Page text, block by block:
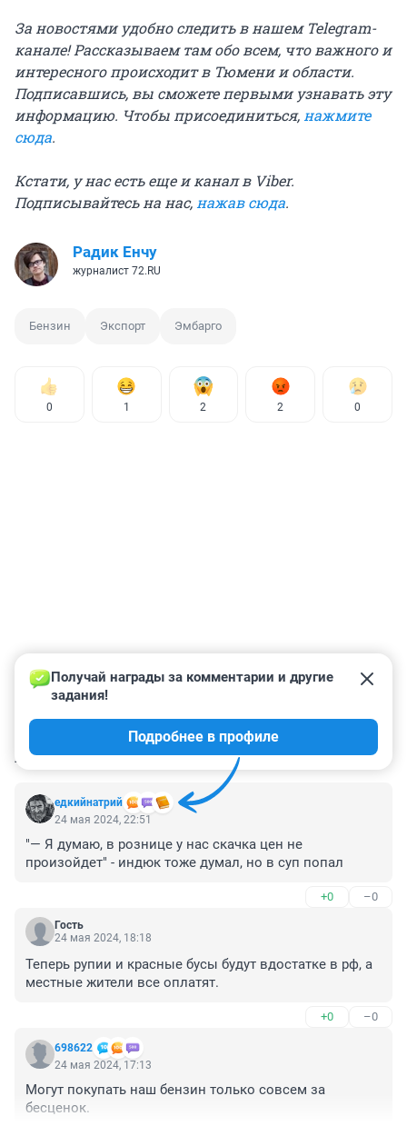
За новостями удобно следить в нашем Telegram-
канале! Рассказываем там обо всем, что важного и
интересного происходит в Тюмени и области.
Подписавшись, вы сможете первыми узнавать эту
информацию. Чтобы присоединиться,нажмите
сюда.
Кстати, у нас есть еще и канал в Viber.
Подписывайтесь на нас,нажав сюда.
Радик Енчу
журналист 72.RU
Бензин Экспорт Эмбарго
0 1 2 2 0
КОММЕНТАРИИ 26
едкийнатрий
Получай награды за комментарии и другие
задания!
Подробнее в профиле
24 мая 2024, 22:51
"— Я думаю, в рознице у нас скачка цен не
произойдет" - индюк тоже думал, но в суп попал
+0 –0
Гость
24 мая 2024, 18:18
Теперь рупии и красные бусы будут вдостатке в рф, а
местные жители все оплатят.
+0 –0
698622
24 мая 2024, 17:13
Могут покупать наш бензин только совсем за
бесценок.